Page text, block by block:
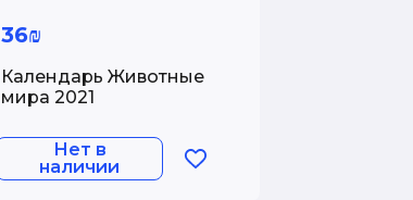
Календарь Животные
мира 2021
36₪
Нет в
наличии